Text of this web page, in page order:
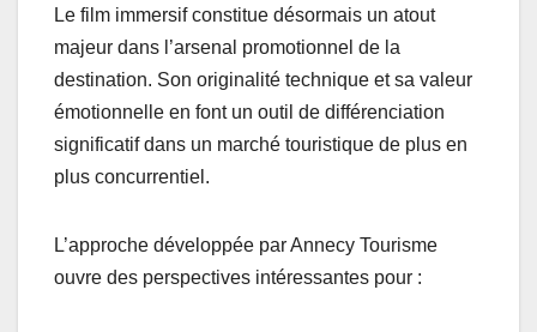
Le film immersif constitue désormais un atout
majeur dans l’arsenal promotionnel de la
destination. Son originalité technique et sa valeur
émotionnelle en font un outil de différenciation
significatif dans un marché touristique de plus en
plus concurrentiel.
L’approche développée par Annecy Tourisme
ouvre des perspectives intéressantes pour :